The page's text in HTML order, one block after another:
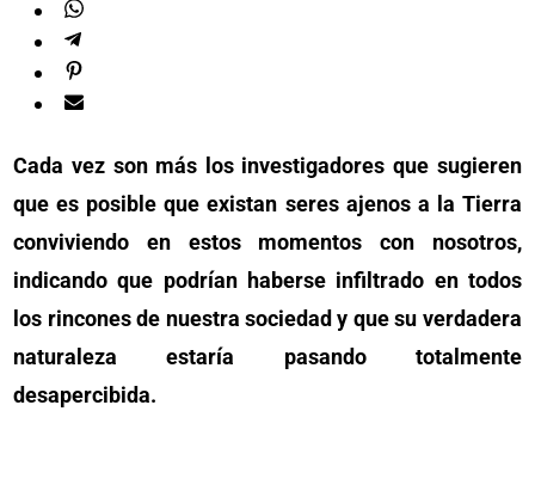
Cada vez son más los investigadores que sugieren
que es posible que existan seres ajenos a la Tierra
conviviendo en estos momentos con nosotros,
indicando que podrían haberse infiltrado en todos
los rincones de nuestra sociedad y que su verdadera
naturaleza estaría pasando totalmente
desapercibida.